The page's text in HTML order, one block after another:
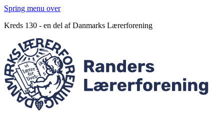
Spring menu over
Kreds 130 - en del af Danmarks Lærerforening